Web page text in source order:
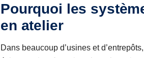
Pourquoi les
en atelier
Dans beaucoup d’usines et